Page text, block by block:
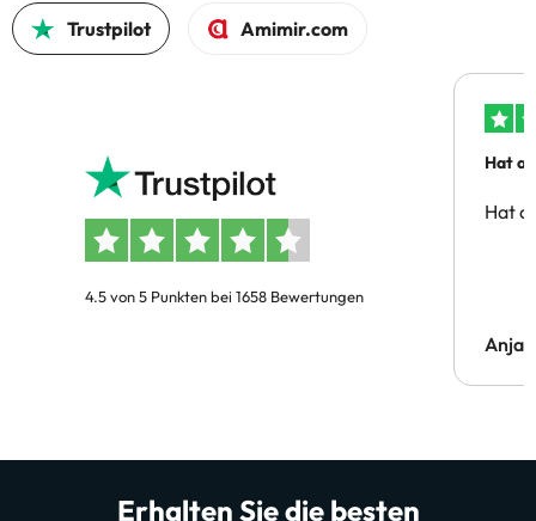
Trustpilot Amimir.com
4.5 von 5 Punkten bei 1658 Bewertungen
Hat
Hat
Anja
Erhalten Sie die besten